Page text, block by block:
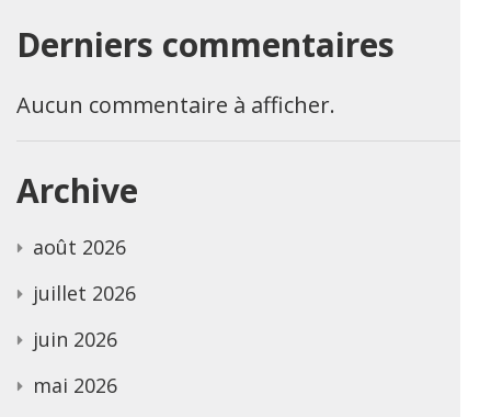
Derniers commentaires
Aucun commentaire à afficher.
Archive
août 2026
juillet 2026
juin 2026
mai 2026